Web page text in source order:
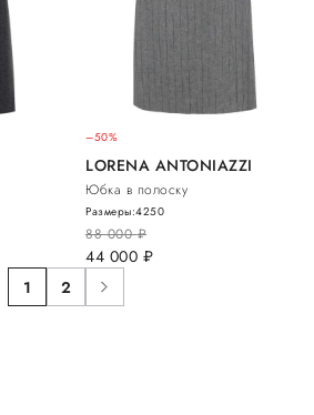
–50%
LORENA ANTONIAZZI
Юбка в полоску
88 000руб.
44 000 руб.
Размеры:4250
1 2